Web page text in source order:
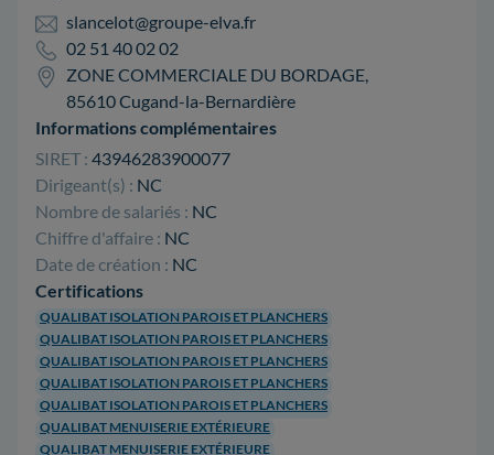
slancelot@groupe-elva.fr
02 51 40 02 02
ZONE COMMERCIALE DU BORDAGE,
85610 Cugand-la-Bernardière
Informations complémentaires
SIRET : 43946283900077
Dirigeant(s) : NC
Nombre de salariés : NC
Chiffre d'affaire : NC
Date de création : NC
Certifications
QUALIBAT ISOLATION PAROIS ET PLANCHERS
QUALIBAT ISOLATION PAROIS ET PLANCHERS
QUALIBAT ISOLATION PAROIS ET PLANCHERS
QUALIBAT ISOLATION PAROIS ET PLANCHERS
QUALIBAT ISOLATION PAROIS ET PLANCHERS
QUALIBAT MENUISERIE EXTÉRIEURE
QUALIBAT MENUISERIE EXTÉRIEURE